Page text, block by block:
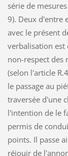
série de
9). Deux d'entre
avec le présent
verbalisation
non-respect des
(selon l'article
le passage au
traversée d'une
l'intention de le
permis de
points. Il passe
réjouir de